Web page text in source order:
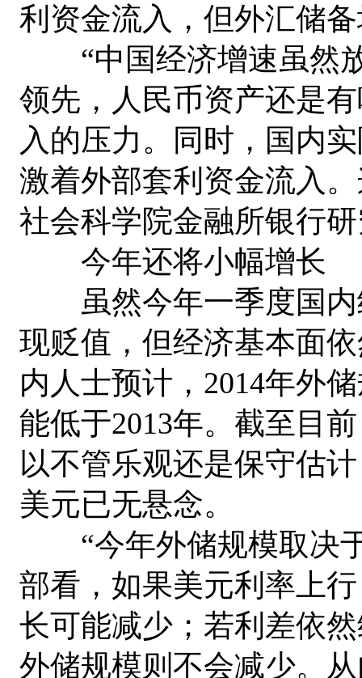
利资金流入，但外汇储
“中国经济增速虽然放
领先，人民币资产还是
入的压力。同时，国内
激着外部套利资金流入
社会科学院金融所银行
今年还将小幅增长
虽然今年一季度国内
现贬值，但经济基本面
内人士预计，2014年外
能低于2013年。截至目
以不管乐观还是保守估
美元已无悬念。
“今年外储规模取决于
部看，如果美元利率上
长可能减少；若利差依
外储规模则不会减少。